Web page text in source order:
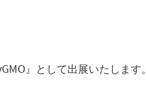
』として出展いたします。